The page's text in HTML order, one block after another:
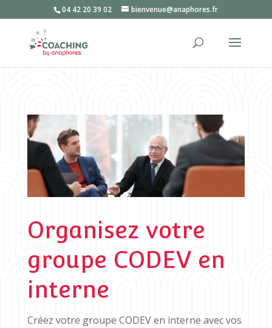
04 42 20 39 02 bienvenue@anaphores.fr
Organisez votre
groupe CODEV en
interne
Créez votre groupe CODEV en interne avec vos